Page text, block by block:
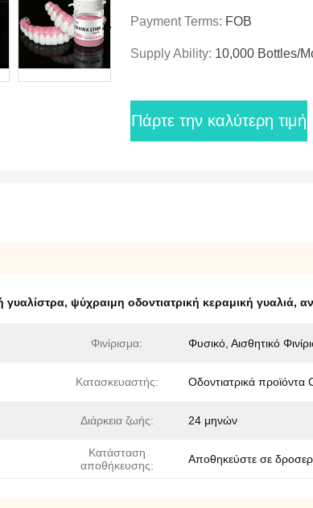
Payment Terms: FOB
Supply Ability: 10,000 Bottles/
Πάρτε την καλύτερη τιμή
γυαλίστρα, ψύχραιμη οδοντιατρική κεραμική γυαλιά,
Φινίρισμα: Φυσικό, Αισθητικό
Κατασκευαστής: Οδοντιατρικά προϊόντα
Διάρκεια ζωής: 24 μηνών
Κατάσταση
αποθήκευσης:
Αποθηκεύστε σε